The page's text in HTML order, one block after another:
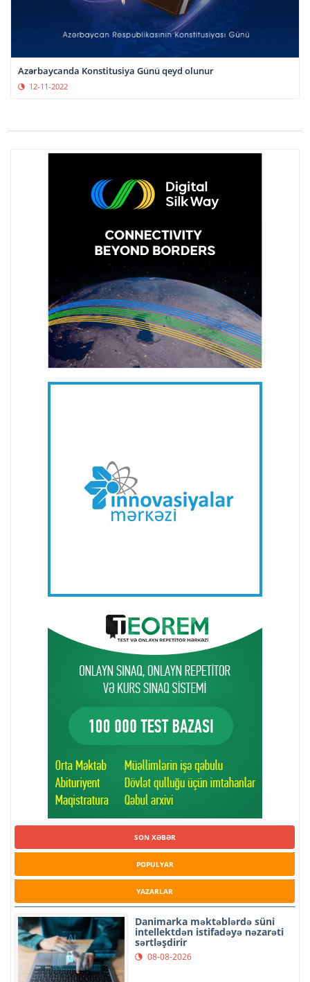
Azərbaycanda Konstitusiya Günü qeyd olunur
12-11-2022
SON XƏBƏR
POPULYAR
YAZARLAR
Danimarka məktəblərdə süni
intellektdən istifadəyə nəzarəti
sərtləşdirir
08-08-2026